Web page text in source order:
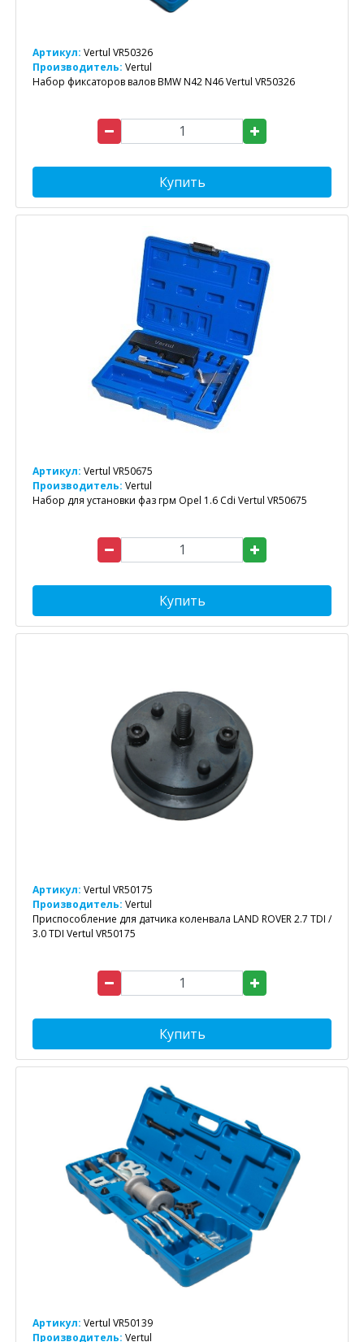
Артикул: Vertul VR50326
Производитель: Vertul
Набор фиксаторов валов BMW N42 N46 Vertul VR50326
Купить
Артикул: Vertul VR50675
Производитель: Vertul
Набор для установки фаз грм Opel 1.6 Cdi Vertul VR50675
Купить
Артикул: Vertul VR50175
Производитель: Vertul
Приспособление для датчика коленвала LAND ROVER 2.7 TDI /
3.0 TDI Vertul VR50175
Купить
Артикул: Vertul VR50139
Производитель: Vertul